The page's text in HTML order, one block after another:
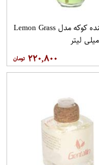
خوشبوکننده کوکه مدل Lemon Grass
۲۲۰,۸۰۰